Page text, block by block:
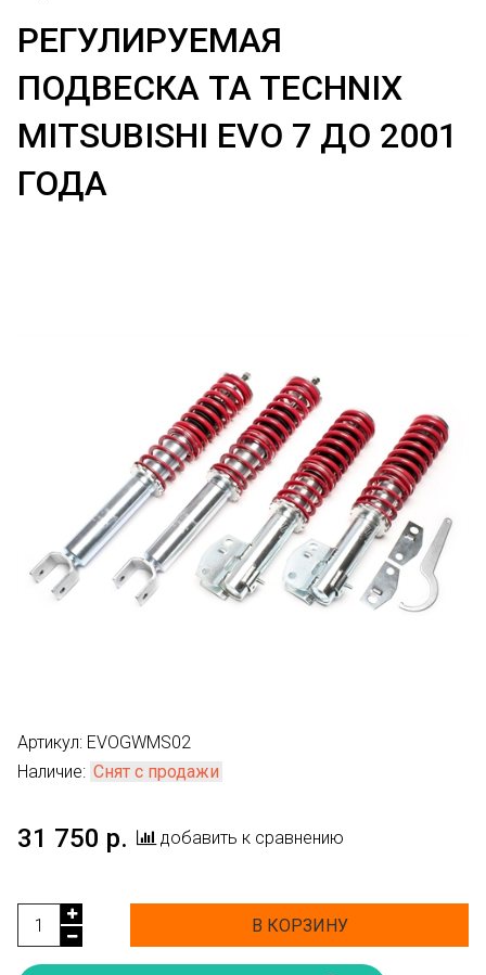
РЕГУЛИРУЕМАЯ
ПОДВЕСКА TA TECHNIX
MITSUBISHI EVO 7 ДО 2001
ГОДА
Артикул: EVOGWMS02
Наличие: Снят с продажи
31 750 р. добавить к сравнению
В КОРЗИНУ